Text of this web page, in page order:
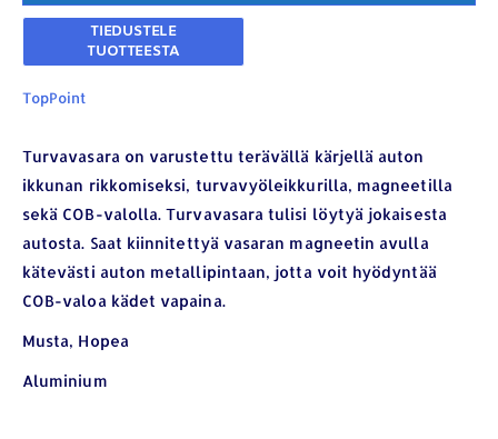
TopPoint
Turvavasara on varustettu terävällä kärjellä auton
ikkunan rikkomiseksi, turvavyöleikkurilla, magneetilla
sekä COB-valolla. Turvavasara tulisi löytyä jokaisesta
autosta. Saat kiinnitettyä vasaran magneetin avulla
kätevästi auton metallipintaan, jotta voit hyödyntää
COB-valoa kädet vapaina.
Musta, Hopea
Aluminium
Osoite: Hikivuorenkatu 14 C 20, 33710 Tampere
Puhelin: 040-7549431